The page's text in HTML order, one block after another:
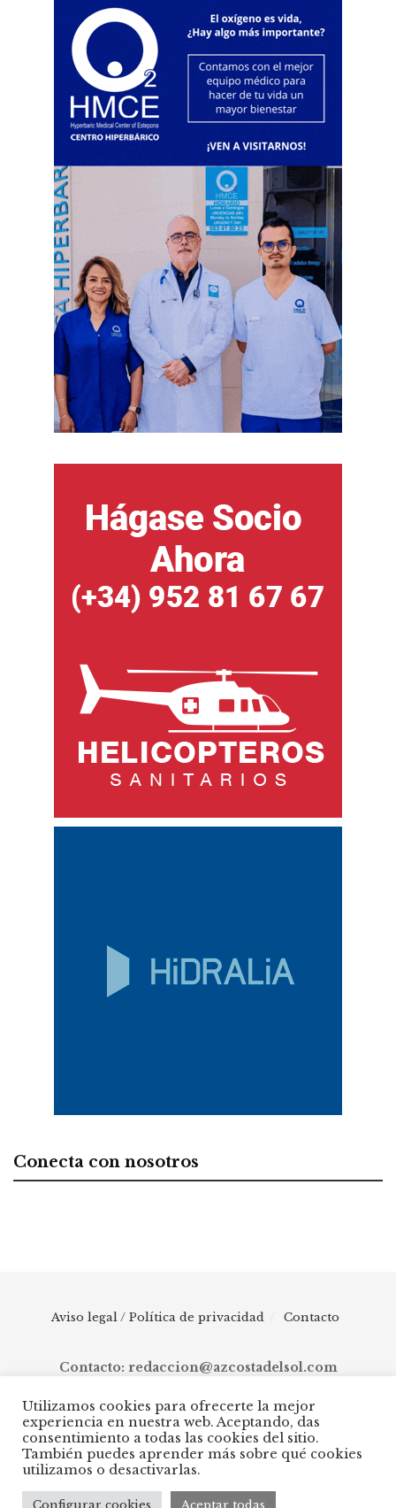
Conecta con nosotros
Aviso legal / Política de privacidad Contacto
Contacto: redaccion@azcostadelsol.com
© 2025 AZ Costa del Sol - Diario digital de Málaga capital hasta
Manilva, pasando por Torremolinos, Benalmádena, Fuengirola,
Mijas, Ojén, Marbella, Istán, Benahavís, Estepona y Casares.
Utilizamos cookies para ofrecerte la mejor
experiencia en nuestra web. Aceptando, das
consentimiento a todas las cookies del sitio.
También puedes aprender más sobre qué cookies
utilizamos o desactivarlas.
Configurar cookies Aceptar todas